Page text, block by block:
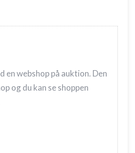
en webshop på auktion. Den
og du kan se shoppen